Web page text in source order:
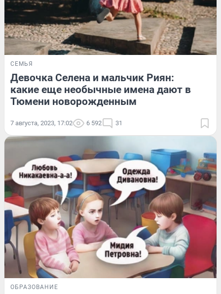
СЕМЬЯ
Девочка Селена и мальчик Риян:
какие еще необычные имена дают в
Тюмени новорожденным
7 августа, 2023, 17:02 6 592 31
ОБРАЗОВАНИЕ